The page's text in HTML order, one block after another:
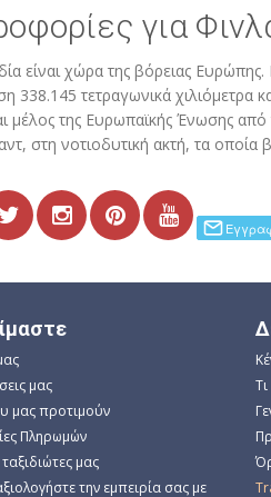
για
είναι χώρα της βόρειας
338.145 τετραγωνικά
μέλος της Ευρωπαϊκής Ένωσης
στη νοτιοδυτική ακτή, τα οποία
μας
μας προτιμούν
Πληρωμών
μας
την εμπειρία σας με